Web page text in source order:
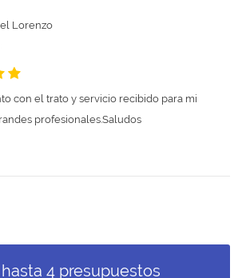
Lorenzo
con el trato y servicio recibido para mi
profesionales.Saludos
4 presupuestos